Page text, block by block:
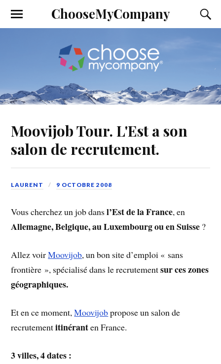
ChooseMyCompany
Moovijob Tour. L'Est a son
salon de recrutement.
LAURENT 9 OCTOBRE 2008
Vous cherchez un job dansl’Est de la France, en
Allemagne, Belgique, au Luxembourg ou en Suisse ?
Allez voirMoovijob, un bon site d’emploi « sans
frontière », spécialisé dans le recrutementsur ces zones
géographiques.
Et en ce moment,Moovijobpropose un salon de
recrutementitinéranten France.
3 villes, 4 dates :